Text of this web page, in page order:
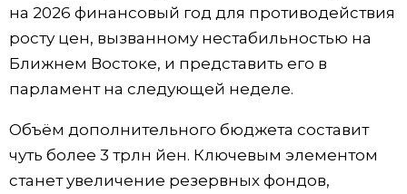
Экономика
Общество
Семья
Еда и напитки
на 2026 финансовый год для противодействия
росту цен, вызванному нестабильностью на
Ближнем Востоке, и представить его в
парламент на следующей неделе.
Объём дополнительного бюджета составит
чуть более 3 трлн йен. Ключевым элементом
станет увеличение резервных фондов,